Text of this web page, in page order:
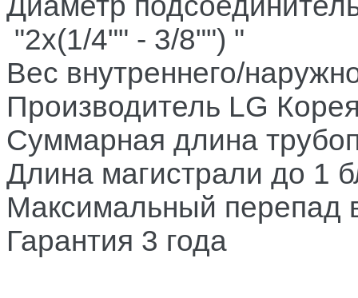
"2x(1/4"" - 3/8"") "
Вес внутреннего/
Производитель LG
Суммарная длина
Длина магистрали до 1
Максимальный перепад
Гарантия 3 года